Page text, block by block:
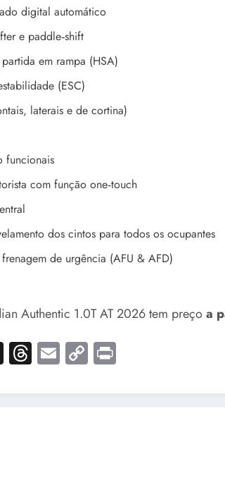
digital automático
e paddle‑shift
em rampa (HSA)
(ESC)
laterais e de cortina)
funcionais
com função one‑touch
dos cintos para todos os ocupantes
de urgência (AFU & AFD)
Authentic 1.0T AT 2026 tem preçoa
X Threads
Email
Copy
Link